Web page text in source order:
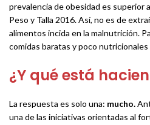
prevalencia de obesidad es superior
Peso y Talla 2016. Así, no es de
alimentos incida en la malnutrición.
comidas baratas y poco
¿Y qué está
La respuesta es solo una: mucho.
una de las iniciativas orientadas al